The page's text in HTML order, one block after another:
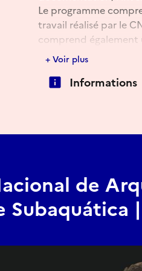
Le programme
travail réalisé par le
comprend également
dernières années de
+ Voir plus
Informations
de
Subaquática